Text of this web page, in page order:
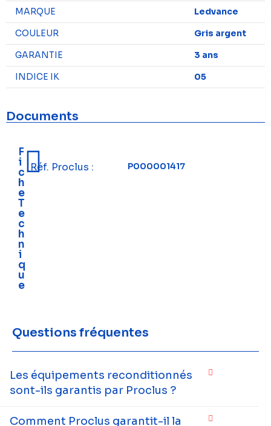
MARQUE
Ledvance
COULEUR
Gris argent
GARANTIE
3 ans
INDICE IK
05
Documents
F
i
c
h
e
T
e
c
h
n
i
q
u
e
Réf. Proclus : P000001417
Questions fréquentes
Les équipements reconditionnés
sont-ils garantis par Proclus ?
Comment Proclus garantit-il la